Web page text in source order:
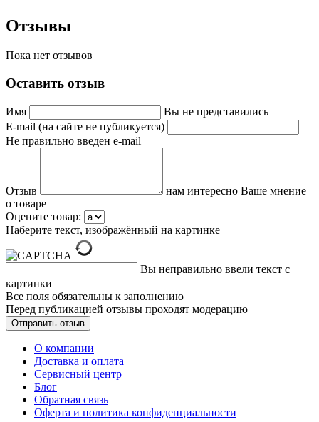
Отзывы
Пока нет отзывов
Оставить отзыв
Имя
Вы не представились
E-mail (на сайте не публикуется)
Не правильно введен e-mail
Отзыв
нам интересно Ваше мнение
о товаре
Оцените товар:
Наберите текст, изображённый на картинке
Вы неправильно ввели текст с
картинки
Все поля обязательны к заполнению
Перед публикацией отзывы проходят модерацию
О компании
Доставка и оплата
Сервисный центр
Блог
Обратная связь
Оферта и политика конфиденциальности